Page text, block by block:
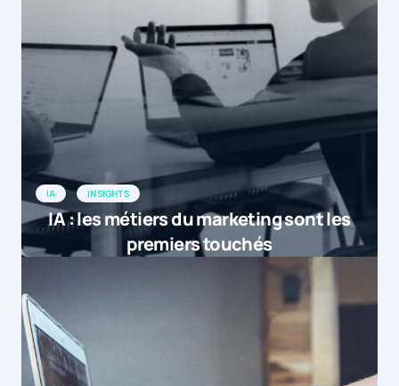
IA INSIGHTS
IA : les métiers du marketing sont les
premiers touchés